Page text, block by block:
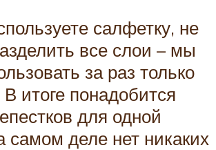
салфетку, не
все слои – мы
за раз только
итоге понадобится
для одной
самом деле нет никаких